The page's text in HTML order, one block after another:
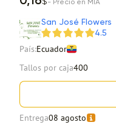
- Precio en MIA
San José Flowers
4.5
País:Ecuador
Tallos por caja400
Entrega08 agosto